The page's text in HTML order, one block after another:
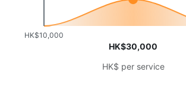
HK$10,000
HK$30,000
HK$ per service